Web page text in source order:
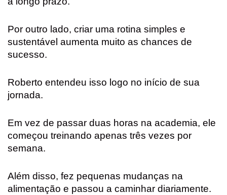
Por outro lado, criar uma rotina simples e
sustentável aumenta muito as chances de
sucesso.
Roberto entendeu isso logo no início de sua
jornada.
Em vez de passar duas horas na academia, ele
começou treinando apenas três vezes por
semana.
Além disso, fez pequenas mudanças na
alimentação e passou a caminhar diariamente.